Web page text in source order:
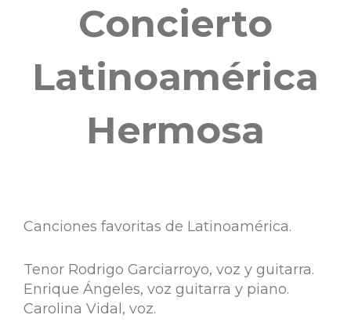
Concierto
Latinoamérica
Hermosa
Canciones favoritas de Latinoamérica.
Tenor Rodrigo Garciarroyo, voz y guitarra.
Enrique Ángeles, voz guitarra y piano.
Carolina Vidal, voz.